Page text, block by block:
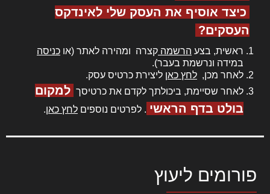
כיצד אוסיף את העסק שלי לאינדקס
העסקים?
ראשית, בצע הרשמה קצרה ומהירה לאתר (או כניסה
במידה ונרשמת בעבר).
לאחר מכן, לחץ כאן ליצירת כרטיס עסק.
לאחר שסיימת, ביכולתך לקדם את כרטיסך למקום
בולט בדף הראשי . לפרטים נוספים לחץ כאן.
פורומים ליעוץ